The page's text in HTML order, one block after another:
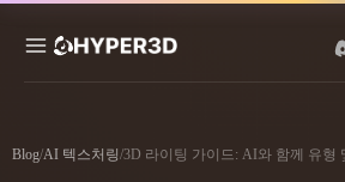
Rodin ChatAvatar
기능
Blog/AI 텍스처링/3D 라이팅 가이드: AI와 함께 유형